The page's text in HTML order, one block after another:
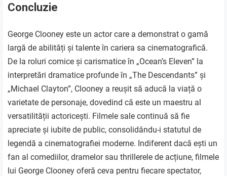
Concluzie
George Clooney este un actor care a demonstrat o gamă
largă de abilități și talente în cariera sa cinematografică.
De la roluri comice și carismatice în „Ocean’s Eleven” la
interpretări dramatice profunde în „The Descendants” și
„Michael Clayton”, Clooney a reușit să aducă la viață o
varietate de personaje, dovedind că este un maestru al
versatilității actoricești. Filmele sale continuă să fie
apreciate și iubite de public, consolidându-i statutul de
legendă a cinematografiei moderne. Indiferent dacă ești un
fan al comediilor, dramelor sau thrillerele de acțiune, filmele
lui George Clooney oferă ceva pentru fiecare spectator,